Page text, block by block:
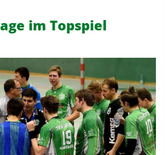
im Topspiel